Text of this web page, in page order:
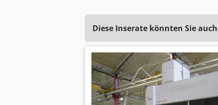
Diese Inserate könnten Sie